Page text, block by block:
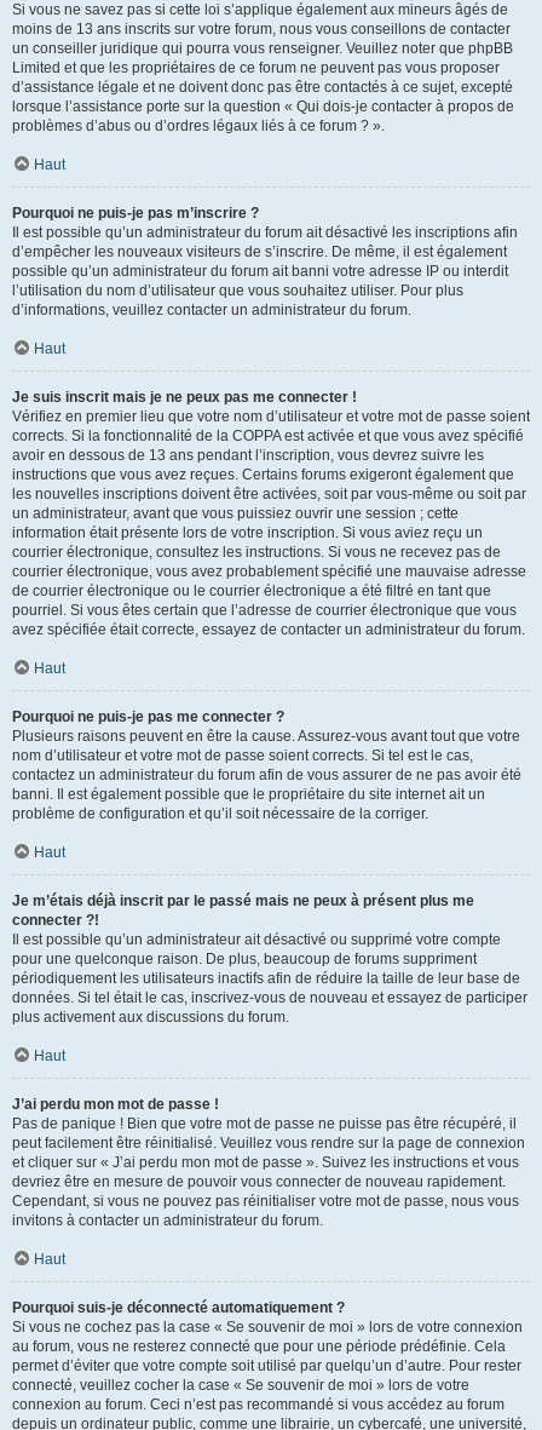
Si vous ne savez pas si cette loi s’applique également aux mineurs âgés de
moins de 13 ans inscrits sur votre forum, nous vous conseillons de contacter
un conseiller juridique qui pourra vous renseigner. Veuillez noter que phpBB
Limited et que les propriétaires de ce forum ne peuvent pas vous proposer
d’assistance légale et ne doivent donc pas être contactés à ce sujet, excepté
lorsque l’assistance porte sur la question « Qui dois-je contacter à propos de
problèmes d’abus ou d’ordres légaux liés à ce forum ? ».
Haut
Pourquoi ne puis-je pas m’inscrire ?
Il est possible qu’un administrateur du forum ait désactivé les inscriptions afin
d’empêcher les nouveaux visiteurs de s’inscrire. De même, il est également
possible qu’un administrateur du forum ait banni votre adresse IP ou interdit
l’utilisation du nom d’utilisateur que vous souhaitez utiliser. Pour plus
d’informations, veuillez contacter un administrateur du forum.
Haut
Je suis inscrit mais je ne peux pas me connecter !
Vérifiez en premier lieu que votre nom d’utilisateur et votre mot de passe soient
corrects. Si la fonctionnalité de la COPPA est activée et que vous avez spécifié
avoir en dessous de 13 ans pendant l’inscription, vous devrez suivre les
instructions que vous avez reçues. Certains forums exigeront également que
les nouvelles inscriptions doivent être activées, soit par vous-même ou soit par
un administrateur, avant que vous puissiez ouvrir une session ; cette
information était présente lors de votre inscription. Si vous aviez reçu un
courrier électronique, consultez les instructions. Si vous ne recevez pas de
courrier électronique, vous avez probablement spécifié une mauvaise adresse
de courrier électronique ou le courrier électronique a été filtré en tant que
pourriel. Si vous êtes certain que l’adresse de courrier électronique que vous
avez spécifiée était correcte, essayez de contacter un administrateur du forum.
Haut
Pourquoi ne puis-je pas me connecter ?
Plusieurs raisons peuvent en être la cause. Assurez-vous avant tout que votre
nom d’utilisateur et votre mot de passe soient corrects. Si tel est le cas,
contactez un administrateur du forum afin de vous assurer de ne pas avoir été
banni. Il est également possible que le propriétaire du site internet ait un
problème de configuration et qu’il soit nécessaire de la corriger.
Haut
Je m’étais déjà inscrit par le passé mais ne peux à présent plus me
connecter ?!
Il est possible qu’un administrateur ait désactivé ou supprimé votre compte
pour une quelconque raison. De plus, beaucoup de forums suppriment
périodiquement les utilisateurs inactifs afin de réduire la taille de leur base de
données. Si tel était le cas, inscrivez-vous de nouveau et essayez de participer
plus activement aux discussions du forum.
Haut
J’ai perdu mon mot de passe !
Pas de panique ! Bien que votre mot de passe ne puisse pas être récupéré, il
peut facilement être réinitialisé. Veuillez vous rendre sur la page de connexion
et cliquer sur « J’ai perdu mon mot de passe ». Suivez les instructions et vous
devriez être en mesure de pouvoir vous connecter de nouveau rapidement.
Cependant, si vous ne pouvez pas réinitialiser votre mot de passe, nous vous
invitons à contacter un administrateur du forum.
Haut
Pourquoi suis-je déconnecté automatiquement ?
Si vous ne cochez pas la case « Se souvenir de moi » lors de votre connexion
au forum, vous ne resterez connecté que pour une période prédéfinie. Cela
permet d’éviter que votre compte soit utilisé par quelqu’un d’autre. Pour rester
connecté, veuillez cocher la case « Se souvenir de moi » lors de votre
connexion au forum. Ceci n’est pas recommandé si vous accédez au forum
depuis un ordinateur public, comme une librairie, un cybercafé, une université,